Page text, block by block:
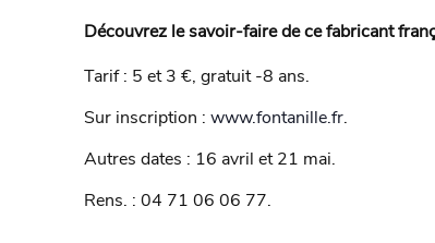
Découvrez le savoir-faire de ce fabricant
Tarif : 5 et 3 €, gratuit -8 ans.
Sur inscription : www.fontanille.fr.
Autres dates : 16 avril et 21 mai.
Rens. : 04 71 06 06 77.